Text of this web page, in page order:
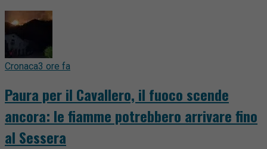
Cronaca3 ore fa
Paura per il Cavallero, il fuoco scende
ancora: le fiamme potrebbero arrivare fino
al Sessera